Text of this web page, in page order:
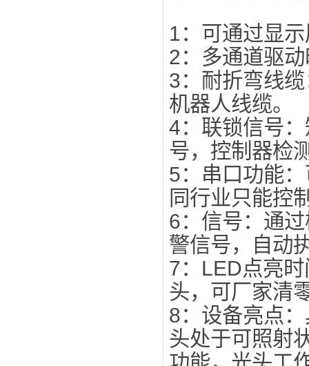
1：可通过显
2：多通道驱
3：耐折弯线
机器人线缆。
4：联锁信号
号，控制器检
5：串口功能
同行业只能控
6：信号：通
警信号，自动
7：LED点亮
头，可厂家清
8：设备亮点
头处于可照射